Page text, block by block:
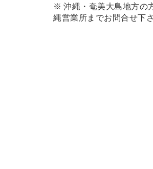
※ 沖縄・奄美大島地方の
縄営業所までお問合せ下さ